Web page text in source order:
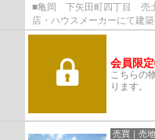
■亀岡 下矢田町四丁目 売
店・ハウスメーカーにて建築
会員限
こちらの
ります。
売買｜売地